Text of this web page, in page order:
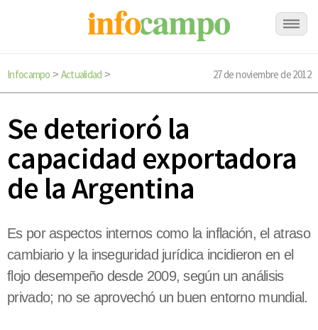
Infocampo > Actualidad > 27 de noviembre de 2012
Se deterioró la
capacidad exportadora
de la Argentina
Es por aspectos internos como la inflación, el atraso
cambiario y la inseguridad jurídica incidieron en el
flojo desempeño desde 2009, según un análisis
privado; no se aprovechó un buen entorno mundial.